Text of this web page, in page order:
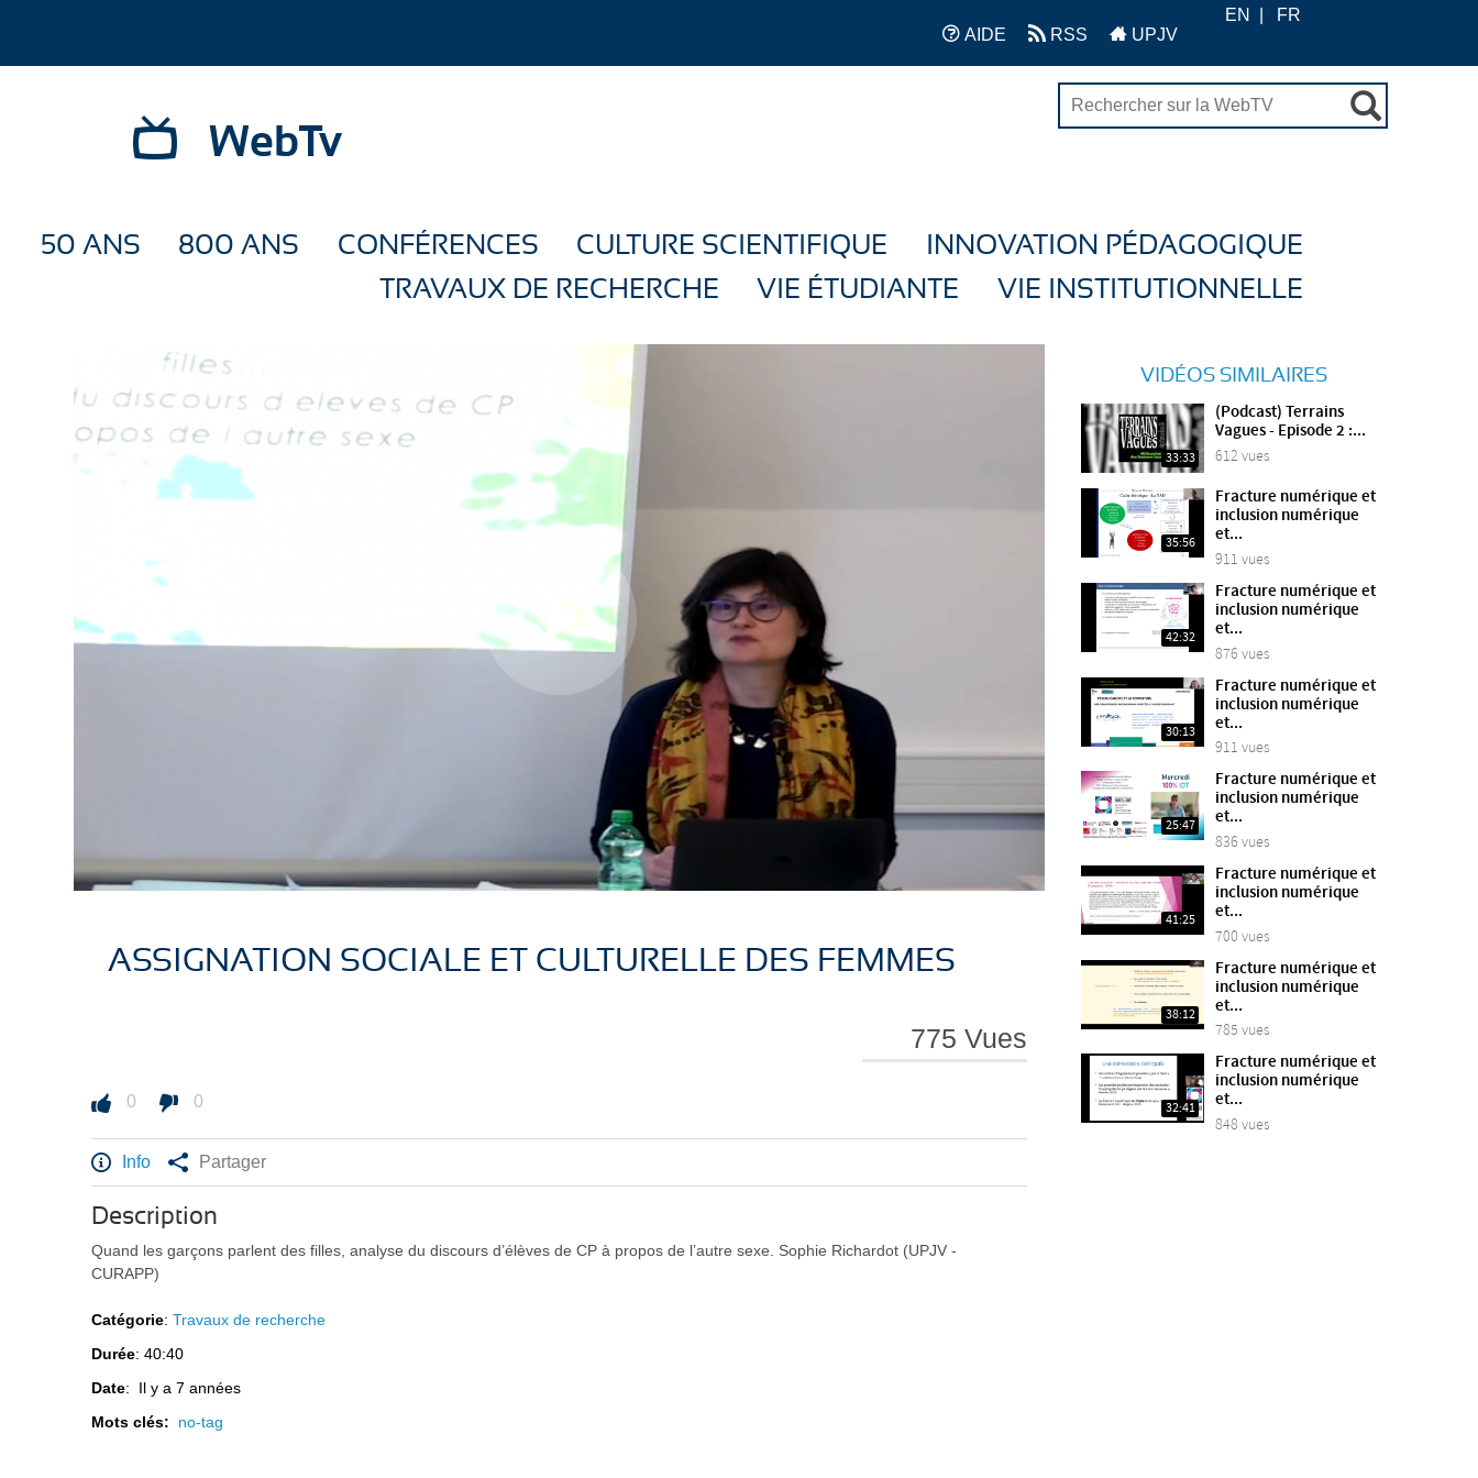
AIDE RSS UPJV
EN FR
WebTv
50 ANS 800 ANS CONFÉRENCES CULTURE SCIENTIFIQUE
INNOVATION PÉDAGOGIQUE
TRAVAUX DE RECHERCHE
VIE ÉTUDIANTE VIE INSTITUTIONNELLE
L
r
l
L
r
l
ASSIGNATION SOCIALE ET CULTURELLE DES FEMMES
775 Vues
0 0
Info Partager
Description
Quand les garçons parlent des filles, analyse du discours d’élèves de CP à propos de l’autre sexe. Sophie Richardot (UPJV -
CURAPP)
Catégorie:Travaux de recherche
Durée: 40:40
Date: Il y a 7 années
Mots clés: no-tag
VIDÉOS SIMILAIRES
33:33
(Podcast) Terrains
Vagues - Episode 2 :...
612 vues
35:56
Fracture numérique et
inclusion numérique
et...
911 vues
42:32
Fracture numérique et
inclusion numérique
et...
876 vues
30:13
Fracture numérique et
inclusion numérique
et...
911 vues
25:47
Fracture numérique et
inclusion numérique
et...
836 vues
41:25
Fracture numérique et
inclusion numérique
et...
700 vues
38:12
Fracture numérique et
inclusion numérique
et...
785 vues
32:41
Fracture numérique et
inclusion numérique
et...
848 vues